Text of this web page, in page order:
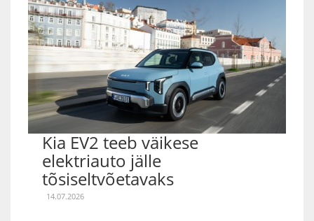
Kia EV2 teeb väikese
elektriauto jälle
tõsiseltvõetavaks
14.07.2026